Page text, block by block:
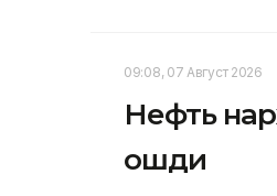
09:08, 07 Август 2026
Нефть
ошди